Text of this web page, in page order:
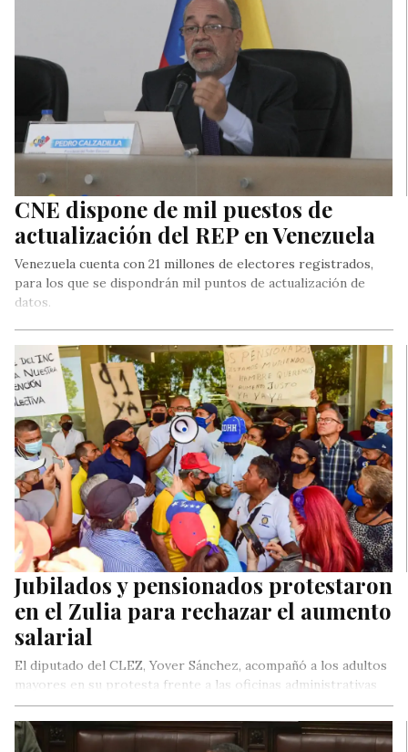
CNE dispone de mil puestos de
actualización del REP en Venezuela
Venezuela cuenta con 21 millones de electores registrados,
para los que se dispondrán mil puntos de actualización de
datos.
Jubilados y pensionados protestaron
en el Zulia para rechazar el aumento
salarial
El diputado del CLEZ, Yover Sánchez, acompañó a los adultos
mayores en su protesta frente a las oficinas administrativas
del Seguro Social en Maracaibo.